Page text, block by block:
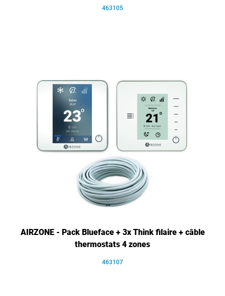
463105
AIRZONE - Pack Blueface + 3x Think filaire + câble
thermostats 4 zones
463107